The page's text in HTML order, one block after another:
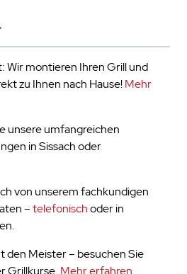
Wir montieren Ihren Grill und
zu Ihnen nach Hause!Mehr
unsere umfangreichen
in Sissach oder
von unserem fachkundigen
–telefonischoder in
den Meister – besuchen Sie
Grillkurse. Mehr erfahren